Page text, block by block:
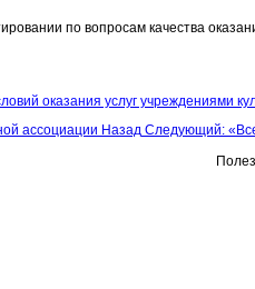
по вопросам качества
оказания услуг учреждениями
ассоциации Назад Следующий: